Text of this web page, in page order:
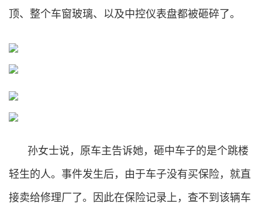
顶、整个车窗玻璃、以及中控仪表盘都被砸碎了。
孙女士说，原车主告诉她，砸中车子的是个跳楼
轻生的人。事件发生后，由于车子没有买保险，就直
接卖给修理厂了。因此在保险记录上，查不到该辆车